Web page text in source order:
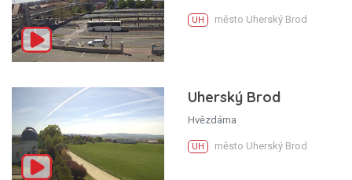
UH město Uherský Brod
Uherský Brod
Hvězdárna
UH město Uherský Brod